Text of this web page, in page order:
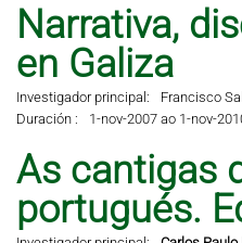
Narrativa,
en Galiza
Investigador principal:
Francisco
Duración :
1-nov-2007 ao 1-nov-
As cantigas
portugués.